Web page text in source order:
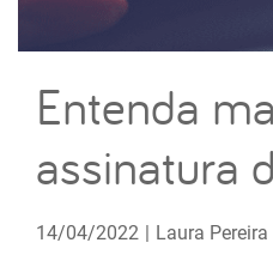
Entenda
assinatura
14/04/2022 | Laura Pereira